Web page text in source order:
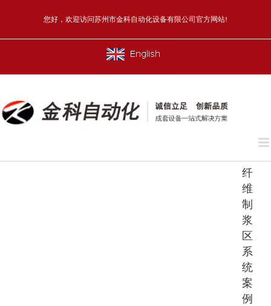
您好，欢迎访问苏州市金科自动化设备有限公司官方网站!
纤
维
制
浆
区
系
统
案
例